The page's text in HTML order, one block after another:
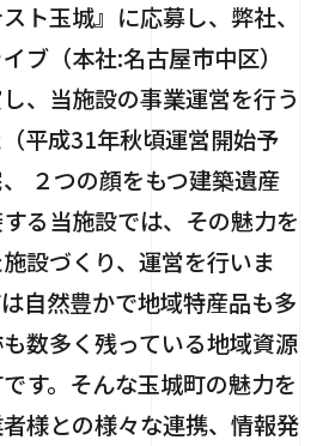
ト玉城』に応募し、弊社、
ブ（本社:名古屋市中区）
、当施設の事業運営を行う
平成31年秋頃運営開始予
２つの顔をもつ建築遺産
する当施設では、その魅力を
設づくり、運営を行いま
自然豊かで地域特産品も多
数多く残っている地域資源
す。そんな玉城町の魅力を
様との様々な連携、情報発